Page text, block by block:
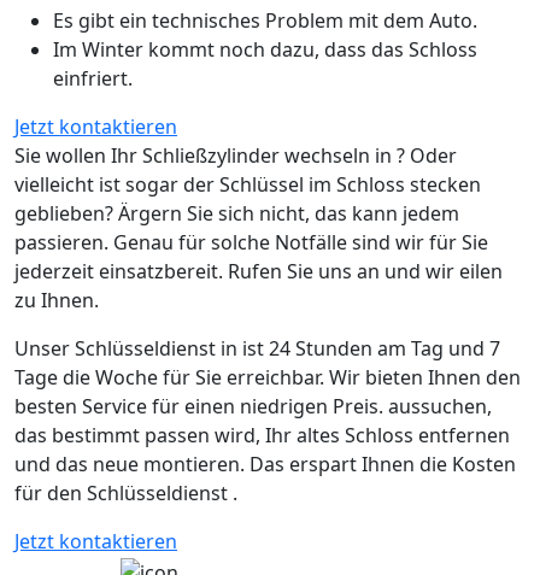
Es gibt ein technisches Problem mit dem Auto.
Im Winter kommt noch dazu, dass das Schloss
einfriert.
Jetzt kontaktieren
Sie wollen Ihr Schließzylinder wechseln in ? Oder
vielleicht ist sogar der Schlüssel im Schloss stecken
geblieben? Ärgern Sie sich nicht, das kann jedem
passieren. Genau für solche Notfälle sind wir für Sie
jederzeit einsatzbereit. Rufen Sie uns an und wir eilen
zu Ihnen.
Unser Schlüsseldienst in ist 24 Stunden am Tag und 7
Tage die Woche für Sie erreichbar. Wir bieten Ihnen den
besten Service für einen niedrigen Preis. aussuchen,
das bestimmt passen wird, Ihr altes Schloss entfernen
und das neue montieren. Das erspart Ihnen die Kosten
für den Schlüsseldienst .
Jetzt kontaktieren